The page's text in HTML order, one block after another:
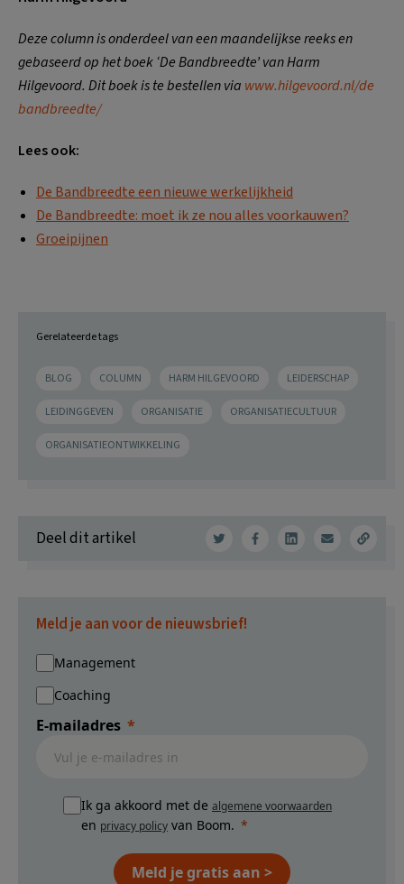
Deze column is onderdeel van een maandelijkse reeks en
gebaseerd op het boek ‘De Bandbreedte’ van Harm
Hilgevoord. Dit boek is te bestellen via www.hilgevoord.nl/de
bandbreedte/
Lees ook:
De Bandbreedte een nieuwe werkelijkheid
De Bandbreedte: moet ik ze nou alles voorkauwen?
Groeipijnen
Gerelateerde tags
BLOG COLUMN HARM HILGEVOORD LEIDERSCHAP
LEIDINGGEVEN ORGANISATIE ORGANISATIECULTUUR
ORGANISATIEONTWIKKELING
Deel dit artikel
Meld je aan voor de nieuwsbrief!
Management
Coaching
E-mailadres
Ik ga akkoord met de algemene voorwaarden
en privacy policy van Boom.
Meld je gratis aan >